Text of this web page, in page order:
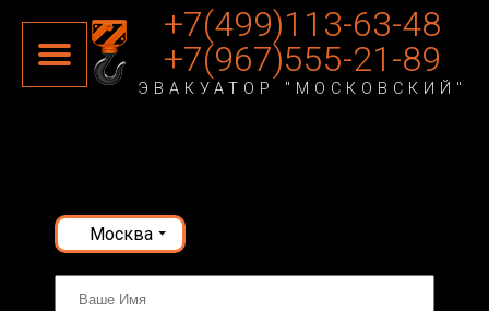
+7(499)113-63-48
+7(967)555-21-89
ЭВАКУАТОР "МОСКОВСКИЙ"
Москва